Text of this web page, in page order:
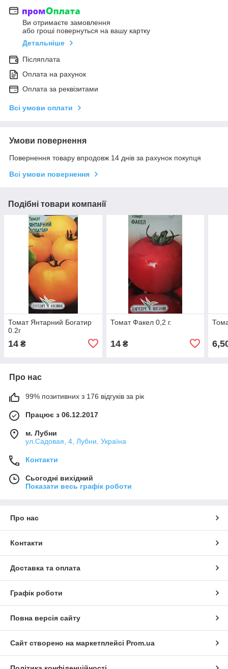
Ви отримаєте замовлення
або гроші повернуться на вашу картку
Детальніше
Післяплата
Оплата на рахунок
Оплата за реквізитами
Всі умови оплати
Умови повернення
Повернення товару впродовж 14 днів за рахунок покупця
Всі умови повернення
Подібні товари компанії
Томат Янтарний Богатир
0.2г
14 ₴
Томат Факел 0,2 г.
14₴
Про нас
99% позитивних з 176 відгуків за рік
Працює з 06.12.2017
м. Лубни
ул.Садовая, 4, Лубни, Україна
Контакти
Сьогодні вихідний
Показати весь графік роботи
Про нас
Контакти
Доставка та оплата
Графік роботи
Повна версія сайту
Сайт створено на маркетплейсі Prom.ua